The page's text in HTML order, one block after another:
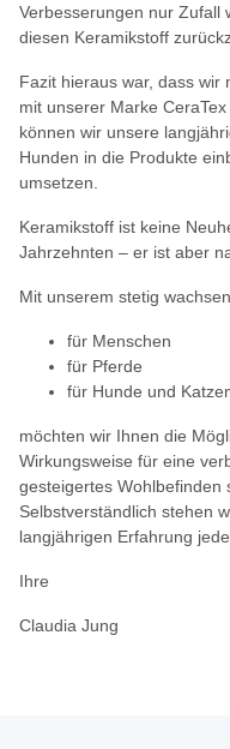
Verbesserungen nur Zufall
diesen Keramikstoff
Fazit hieraus war, dass wir
mit unserer Marke
können wir unsere
Hunden in die Produkte
umsetzen.
Keramikstoff ist keine
Jahrzehnten – er ist aber
Mit unserem stetig
für Menschen
für Pferde
für Hunde und
möchten wir Ihnen die
Wirkungsweise für eine
gesteigertes Wohlbefinden
Selbstverständlich stehen
langjährigen Erfahrung
Ihre
Claudia Jung